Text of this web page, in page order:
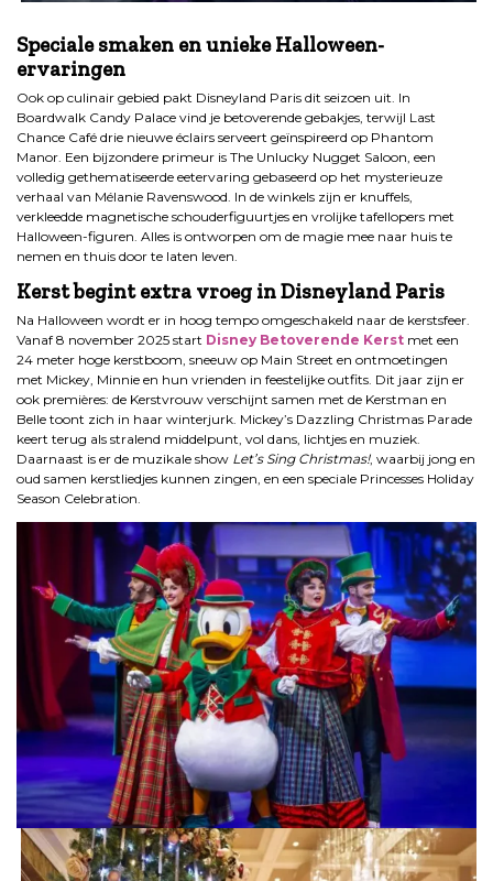
Speciale smaken en unieke Halloween-
ervaringen
Ook op culinair gebied pakt Disneyland Paris dit seizoen uit. In
Boardwalk Candy Palace vind je betoverende gebakjes, terwijl Last
Chance Café drie nieuwe éclairs serveert geïnspireerd op Phantom
Manor. Een bijzondere primeur is The Unlucky Nugget Saloon, een
volledig gethematiseerde eetervaring gebaseerd op het mysterieuze
verhaal van Mélanie Ravenswood. In de winkels zijn er knuffels,
verkleedde magnetische schouderfiguurtjes en vrolijke tafellopers met
Halloween-figuren. Alles is ontworpen om de magie mee naar huis te
nemen en thuis door te laten leven.
Kerst begint extra vroeg in Disneyland Paris
Na Halloween wordt er in hoog tempo omgeschakeld naar de kerstsfeer.
Vanaf 8 november 2025 start Disney Betoverende Kerst met een
24 meter hoge kerstboom, sneeuw op Main Street en ontmoetingen
met Mickey, Minnie en hun vrienden in feestelijke outfits. Dit jaar zijn er
ook premières: de Kerstvrouw verschijnt samen met de Kerstman en
Belle toont zich in haar winterjurk. Mickey’s Dazzling Christmas Parade
keert terug als stralend middelpunt, vol dans, lichtjes en muziek.
Daarnaast is er de muzikale show Let’s Sing Christmas!, waarbij jong en
oud samen kerstliedjes kunnen zingen, en een speciale Princesses Holiday
Season Celebration.